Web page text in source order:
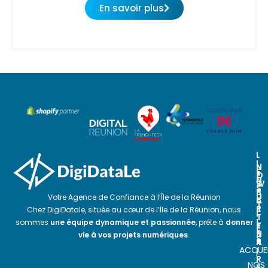
En savoir plus
Votre Agence de Confiance à l’Île de la Réunion
Chez DigiDatale, située au cœur de l’Île de la Réunion, nous
sommes une équipe dynamique et passionnée, prête à donner
vie à vos projets numériques.
L
I
E
N
S
U
T
I
L
E
S
NOS
N
O
S
P
A
R
T
E
N
A
I
R
N
E
W
S
L
E
T
T
E
R
I